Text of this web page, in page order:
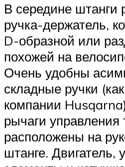
В середине штанги
ручка-держатель,
D-образной или
похожей на
Очень удобны
складные ручки
компании
рычаги
расположены на
штанге.